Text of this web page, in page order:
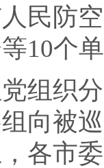
民防
10个
织分
向被
各市